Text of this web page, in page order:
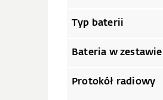
Typ baterii
Bateria w zestawie
Protokół radiowy